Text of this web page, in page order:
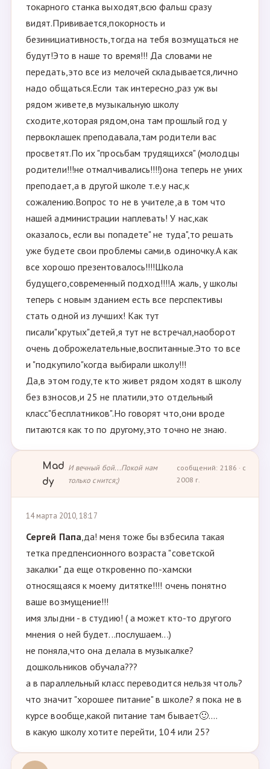
токарного станка выходят,всю фальш сразу
видят.Прививается,покорность и
безинициативность,тогда на тебя возмущаться не
будут!Это в наше то время!!! Да словами не
передать,это все из мелочей складывается,лично
надо общаться.Если так интересно,раз уж вы
рядом живете,в музыкальную школу
сходите,которая рядом,она там прошлый год у
первоклашек преподавала,там родители вас
просветят.По их "просьбам трудящихся" (молодцы
родители!!!не отмалчивались!!!!)она теперь не уних
преподает,а в другой школе т.е.у нас,к
сожалению.Вопрос то не в учителе,а в том что
нашей администрации наплевать! У нас,как
оказалось, если вы попадете" не туда",то решать
уже будете свои проблемы сами,в одиночку.А как
все хорошо презентовалось!!!!Школа
будущего,современный подход!!!!А жаль, у школы
теперь с новым зданием есть все перспективы
стать одной из лучших! Как тут
писали"крутых"детей,я тут не встречал,наоборот
очень доброжелательные,воспитанные.Это то все
и "подкупило"когда выбирали школу!!!
Да,в этом году,те кто живет рядом ходят в школу
без взносов,и 25 не платили,это отдельный
класс"бесплатников".Но говорят что,они вроде
питаются как то по другому,это точно не знаю.
Mad
dy
И вечный бой...Покой нам
только снится;)
сообщений: 2186 · с
2008 г.
14 марта 2010, 18:17
Сергей Папа,да! меня тоже бы взбесила такая
тетка предпенсионного возраста "советской
закалки" да еще откровенно по-хамски
относящаяся к моему дитятке!!!! очень понятно
ваше возмущение!!!
имя злыдни - в студию! ( а может кто-то другого
мнения о ней будет...послушаем...)
не поняла,что она делала в музыкалке?
дошкольников обучала???
а в параллельный класс переводится нельзя чтоль?
что значит "хорошее питание" в школе? я пока не в
курсе вообще,какой питание там бывает🙂....
в какую школу хотите перейти, 104 или 25?